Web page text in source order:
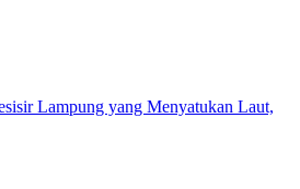
Lampung yang Menyatukan Laut,